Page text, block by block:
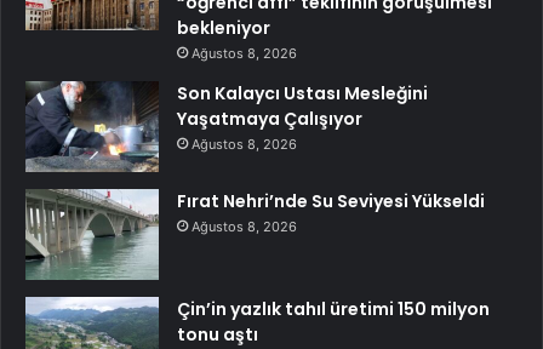
bekleniyor
Ağustos 8, 2026
Son Kalaycı Ustası Mesleğini
Yaşatmaya Çalışıyor
Ağustos 8, 2026
Fırat Nehri’nde Su Seviyesi Yükseldi
Ağustos 8, 2026
Çin’in yazlık tahıl üretimi 150 milyon
tonu aştı